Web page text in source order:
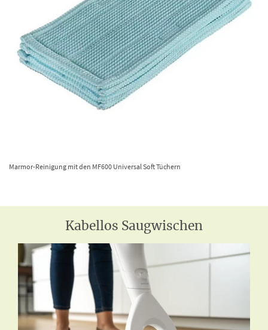
Marmor-Reinigung mit den MF600 Universal Soft Tüchern
Kabellos Saugwischen